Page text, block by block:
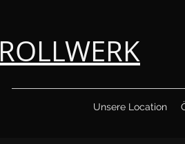
ROLLWERK
Unsere Location